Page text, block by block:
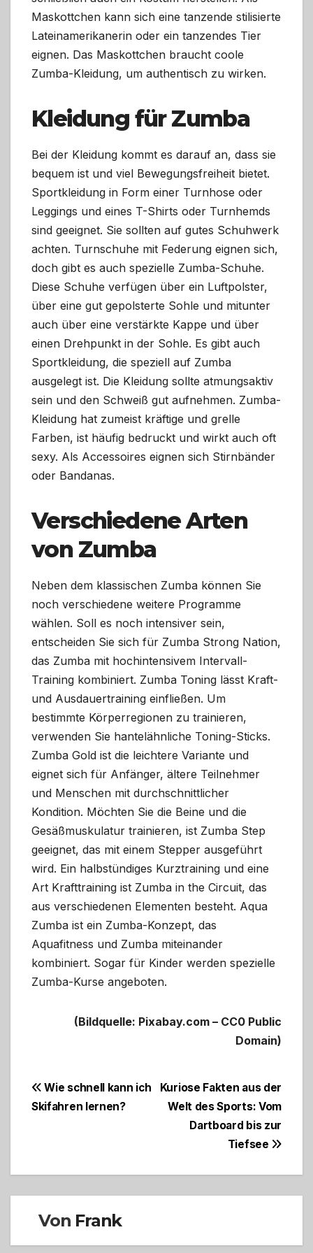
Maskottchen kann sich eine tanzende stilisierte
Lateinamerikanerin oder ein tanzendes Tier
eignen. Das Maskottchen braucht coole
Zumba-Kleidung, um authentisch zu wirken.
Kleidung für Zumba
Bei der Kleidung kommt es darauf an, dass sie
bequem ist und viel Bewegungsfreiheit bietet.
Sportkleidung in Form einer Turnhose oder
Leggings und eines T-Shirts oder Turnhemds
sind geeignet. Sie sollten auf gutes Schuhwerk
achten. Turnschuhe mit Federung eignen sich,
doch gibt es auch spezielle Zumba-Schuhe.
Diese Schuhe verfügen über ein Luftpolster,
über eine gut gepolsterte Sohle und mitunter
auch über eine verstärkte Kappe und über
einen Drehpunkt in der Sohle. Es gibt auch
Sportkleidung, die speziell auf Zumba
ausgelegt ist. Die Kleidung sollte atmungsaktiv
sein und den Schweiß gut aufnehmen. Zumba-
Kleidung hat zumeist kräftige und grelle
Farben, ist häufig bedruckt und wirkt auch oft
sexy. Als Accessoires eignen sich Stirnbänder
oder Bandanas.
Verschiedene Arten
von Zumba
Neben dem klassischen Zumba können Sie
noch verschiedene weitere Programme
wählen. Soll es noch intensiver sein,
entscheiden Sie sich für Zumba Strong Nation,
das Zumba mit hochintensivem Intervall-
Training kombiniert. Zumba Toning lässt Kraft-
und Ausdauertraining einfließen. Um
bestimmte Körperregionen zu trainieren,
verwenden Sie hantelähnliche Toning-Sticks.
Zumba Gold ist die leichtere Variante und
eignet sich für Anfänger, ältere Teilnehmer
und Menschen mit durchschnittlicher
Kondition. Möchten Sie die Beine und die
Gesäßmuskulatur trainieren, ist Zumba Step
geeignet, das mit einem Stepper ausgeführt
wird. Ein halbstündiges Kurztraining und eine
Art Krafttraining ist Zumba in the Circuit, das
aus verschiedenen Elementen besteht. Aqua
Zumba ist ein Zumba-Konzept, das
Aquafitness und Zumba miteinander
kombiniert. Sogar für Kinder werden spezielle
Zumba-Kurse angeboten.
(Bildquelle: Pixabay.com – CC0 Public
Domain)
Beitragsnavigation
Kuriose Fakten aus der
Welt des Sports: Vom
Dartboard bis zur
Tiefsee
Wie schnell kann ich
Skifahren lernen?
Von Frank